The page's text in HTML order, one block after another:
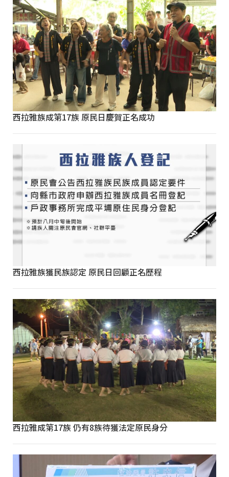
西拉雅族成第17族 原民日慶賀正名成功
西拉雅族獲民族認定 原民日回顧正名歷程
西拉雅成第17族 仍有8族待獲法定原民身分